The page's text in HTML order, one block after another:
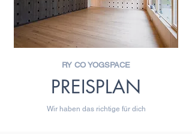
RY CO YOGSPACE
PREISPLAN
Wir haben das richtige für dich